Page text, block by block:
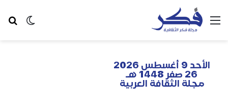
الأحد 9 أغسطس 2026
26 صفر 1448 هـ
مجلة الثقافة العربية